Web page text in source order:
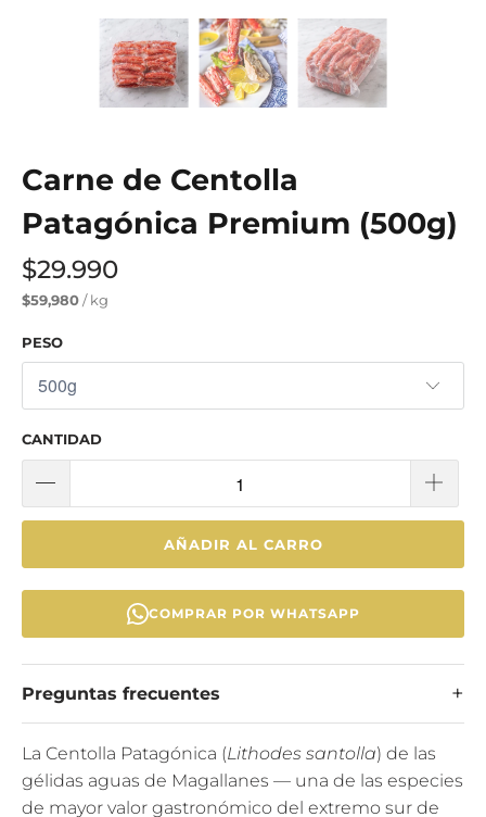
Carne de Centolla
Patagónica Premium (500g)
$29.990
$59,980/ kg
PESO
CANTIDAD
AÑADIR AL CARRO
COMPRAR POR WHATSAPP
Preguntas frecuentes
La Centolla Patagónica (Lithodes santolla) de las
gélidas aguas de Magallanes — una de las especies
de mayor valor gastronómico del extremo sur de